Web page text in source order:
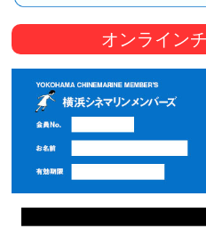
オンライン